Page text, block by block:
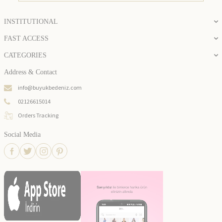
INSTITUTIONAL
FAST ACCESS
CATEGORIES
Address & Contact
info@buyukbedeniz.com
02126615014
Orders Tracking
Social Media